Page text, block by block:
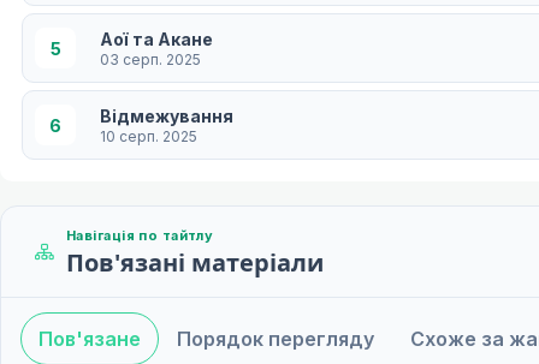
5 Аої та Акане
03 серп. 2025
6 Відмежування
10 серп. 2025
Червоний дім
Прокляття
Навігація по тайтлу
Пов'язані матеріали
Пов'язане Порядок перегляду Схоже за